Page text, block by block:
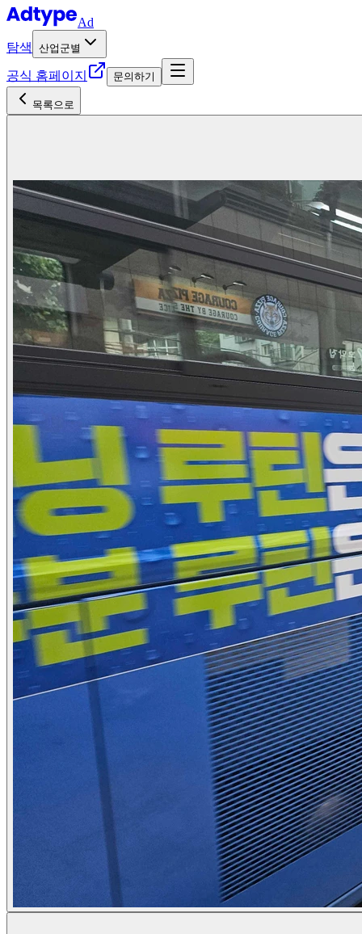
Ad
탐색
산업군별
공식 홈페이지 문의하기
목록으로